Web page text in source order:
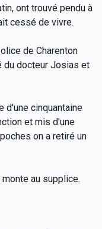
ont trouvé pendu à
cessé de vivre.
de Charenton
du docteur Josias et
d'une cinquantaine
et mis d'une
on a retiré un
au supplice.